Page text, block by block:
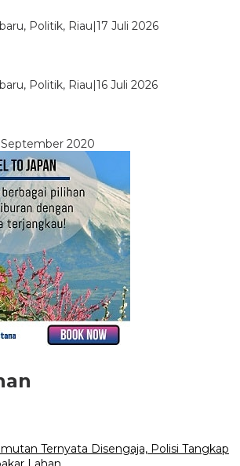
Politik, Riau|17 Juli 2026
Politik, Riau|16 Juli 2026
September 2020
Ternyata Disengaja, Polisi Tangkap